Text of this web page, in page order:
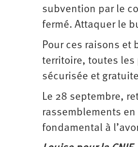
subvention par le
fermé. Attaquer le
Pour ces raisons et
territoire, toutes les
sécurisée et
Le 28 septembre,
rassemblements
fondamental à